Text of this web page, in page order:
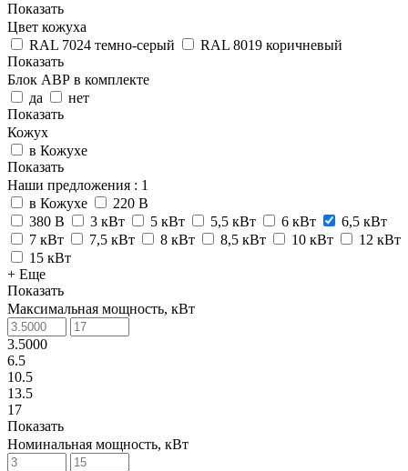
Показать
Цвет кожуха
RAL 7024 темно-серый
RAL 8019 коричневый
Показать
Блок АВР в комплекте
да
нет
Показать
Кожух
в Кожухе
Показать
Наши предложения : 1
в Кожухе
220 В
380 В
3 кВт 5 кВт 5,5 кВт 6 кВт
6,5 кВт
7 кВт
7,5 кВт 8 кВт 8,5 кВт 10 кВт
12 кВт
15 кВт
+ Еще
Показать
Максимальная мощность, кВт
3.5000
6.5
10.5
13.5
17
Показать
Номинальная мощность, кВт